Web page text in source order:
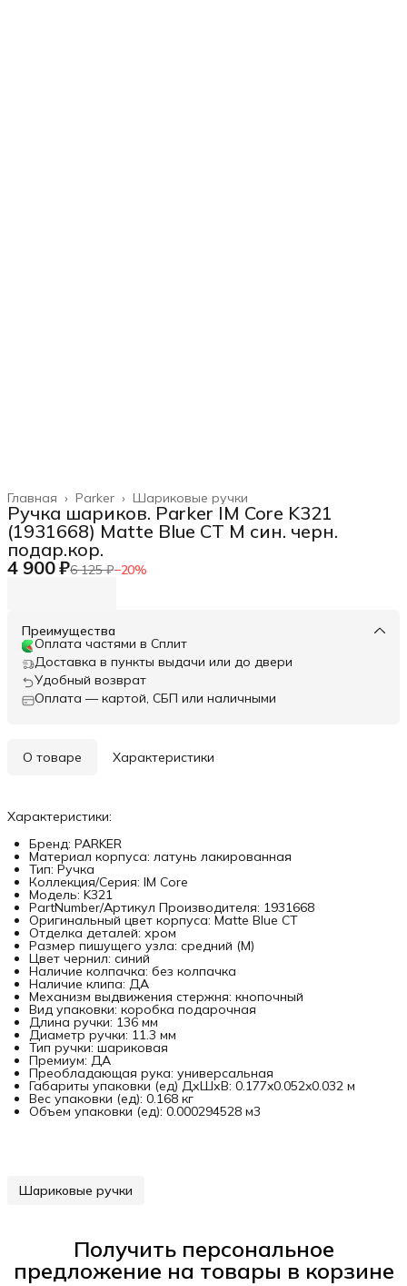
Шариковые ручки
Parker ›
Главная ›
Ручка шариков. Parker IM Core K321
(1931668) Matte Blue CT M син. черн.
подар.кор.
4 900 ₽6 125 ₽−20%
Преимущества
Оплата частями в Сплит
Доставка в пункты выдачи или до двери
Удобный возврат
Оплата — картой, СБП или наличными
О товаре Характеристики
Характеристики:
Бренд: PARKER
Материал корпуса: латунь лакированная
Тип: Ручка
Коллекция/Серия: IM Core
Модель: K321
PartNumber/Артикул Производителя: 1931668
Оригинальный цвет корпуса: Matte Blue CT
Отделка деталей: хром
Размер пишущего узла: средний (M)
Цвет чернил: синий
Наличие колпачка: без колпачка
Наличие клипа: ДА
Механизм выдвижения стержня: кнопочный
Вид упаковки: коробка подарочная
Длина ручки: 136 мм
Диаметр ручки: 11.3 мм
Тип ручки: шариковая
Премиум: ДА
Преобладающая рука: универсальная
Габариты упаковки (ед) ДхШхВ: 0.177x0.052x0.032 м
Вес упаковки (ед): 0.168 кг
Объем упаковки (ед): 0.000294528 м3
Шариковые ручки
Получить персональное
предложение на товары в корзине